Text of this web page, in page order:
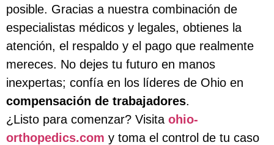
posible. Gracias a nuestra combinación de
especialistas médicos y legales, obtienes la
atención, el respaldo y el pago que realmente
mereces. No dejes tu futuro en manos
inexpertas; confía en los líderes de Ohio en
compensación de trabajadores.
¿Listo para comenzar? Visita ohio-
orthopedics.com y toma el control de tu caso